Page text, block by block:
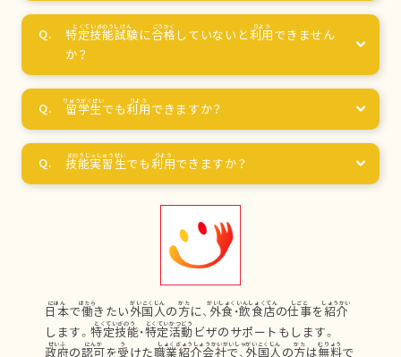
特定技能試験に合格 していないと利用 できません
か？
留学生でも利用 できますか？
技能実習生でも利用できますか？
日本で働きたい外国人の方に、 外食 ・飲食店の仕事を紹介
します。特定技能・特定活動 ビザのサポートもします。
政府の認可を受けた職業紹介会社で、 外国人の方は無料で